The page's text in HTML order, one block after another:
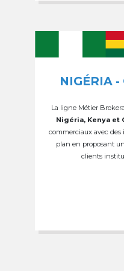
NIGÉRIA -
La ligne Métier
Nigéria, Kenya et
commerciaux avec
plan en proposant
clients